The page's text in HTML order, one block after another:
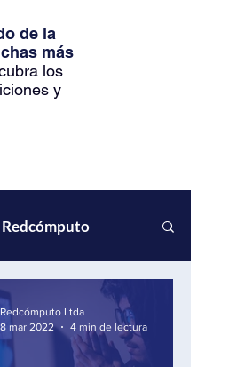
de la
más
los
y
Redcómputo
Redcómputo
Redcómputo Ltda
8 mar 2022
4 min de lectura